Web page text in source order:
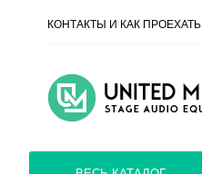
КОНТАКТЫ И КАК ПРОЕХАТЬ